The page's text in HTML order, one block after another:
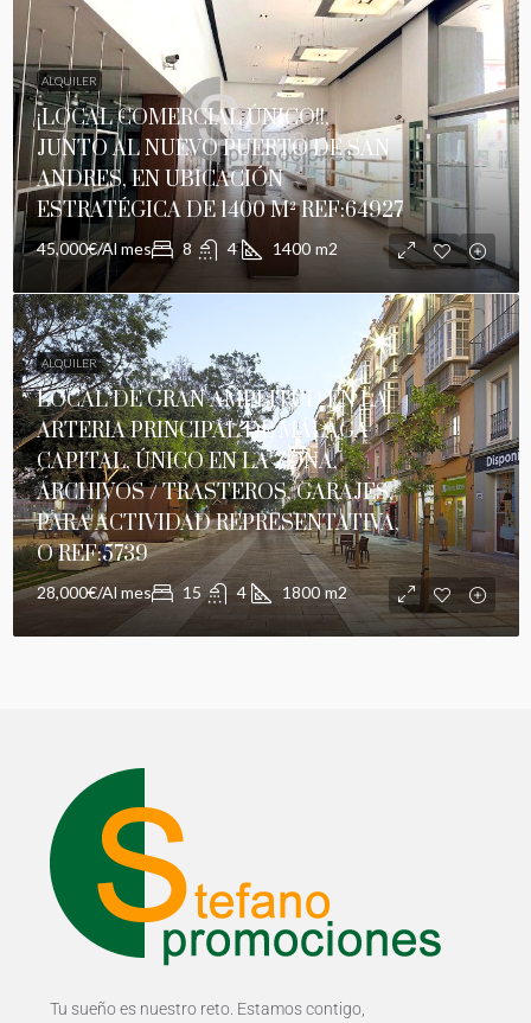
ALQUILER
¡LOCAL COMERCIAL ÚNICO!!,
JUNTO AL NUEVO PUERTO DE SAN
ANDRES, EN UBICACIÓN
ESTRATÉGICA DE 1400 M² REF:64927
45,000€/Al mes 8 4 1400 m2
ALQUILER
LOCAL DE GRAN AMPLITUD EN LA
ARTERIA PRINCIPAL DE MÁLAGA
CAPITAL, ÚNICO EN LA ZONA,
ARCHIVOS / TRASTEROS, GARAJES,
PARA ACTIVIDAD REPRESENTATIVA,
O REF:5739
28,000€/Al mes 15 4 1800 m2
Tu sueño es nuestro reto. Estamos contigo,